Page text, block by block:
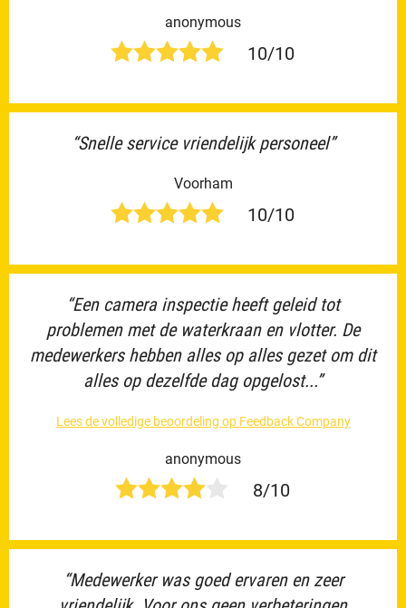
anonymous
10/10
“Snelle service vriendelijk personeel”
Voorham
10/10
“Een camera inspectie heeft geleid tot
problemen met de waterkraan en vlotter. De
medewerkers hebben alles op alles gezet om dit
alles op dezelfde dag opgelost...”
Lees de volledige beoordeling op Feedback Company
anonymous
8/10
“Medewerker was goed ervaren en zeer